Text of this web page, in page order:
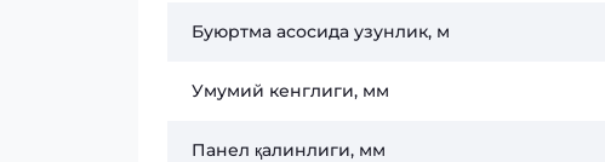
Буюртма асосида узунлик, м
Умумий кенглиги, мм
Панел қалинлиги, мм